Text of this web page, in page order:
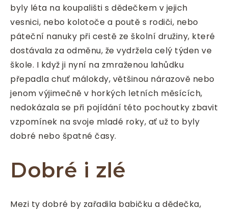
byly léta na koupališti s dědečkem v jejich
vesnici, nebo kolotoče a poutě s rodiči, nebo
páteční nanuky při cestě ze školní družiny, které
dostávala za odměnu, že vydržela celý týden ve
škole. I když ji nyní na zmraženou lahůdku
přepadla chuť málokdy, většinou nárazově nebo
jenom výjimečně v horkých letních měsících,
nedokázala se při pojídání této pochoutky zbavit
vzpomínek na svoje mladé roky, ať už to byly
dobré nebo špatné časy.
Dobré i zlé
Mezi ty dobré by zařadila babičku a dědečka,